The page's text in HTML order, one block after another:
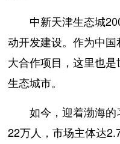
中新天津生态城
动开发建设。作为中
大合作项目，这里也
生态城市。
如今，迎着渤海的
22万人，市场主体达